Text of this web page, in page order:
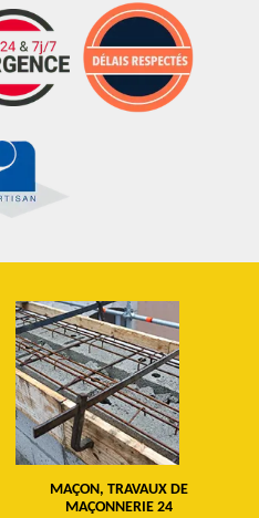
MAÇON, TRAVAUX DE
MAÇONNERIE 24